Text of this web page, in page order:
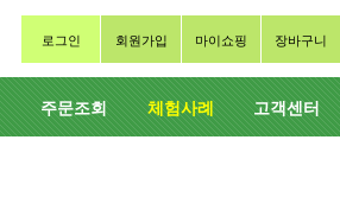
로그인 회원가입 마이쇼핑 장바구니
주문조회 체험사례 고객센터